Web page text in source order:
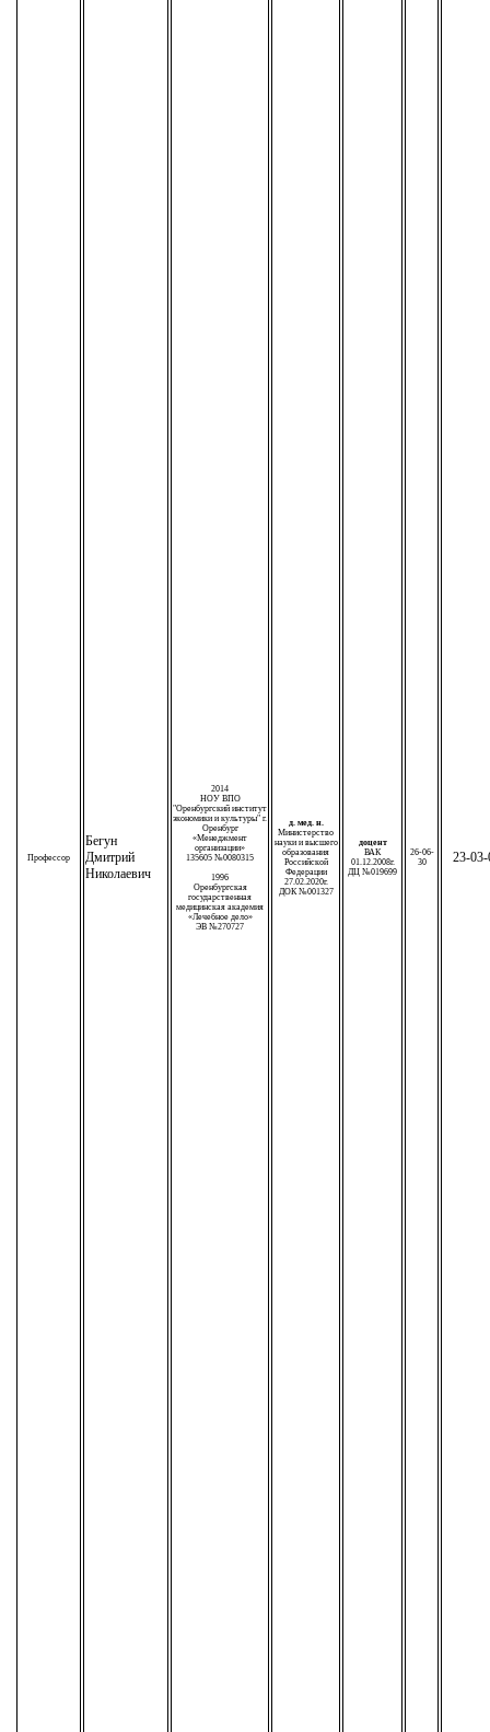
Профессор
Бегун
Дмитрий
Николаевич
2014
НОУ ВПО
"Оренбургский институт
экономики и культуры" г.
Оренбург
«Менеджмент
организации»
135605 №0080315
1996
Оренбургская
государственная
медицинская академия
«Лечебное дело»
ЭВ №270727
д. мед. н.
Министерство
науки и высшего
образования
Российской
Федерации
27.02.2020г.
ДОК №001327
доцент
ВАК
01.12.2008г.
ДЦ №019699
26-06-
30
23-03-